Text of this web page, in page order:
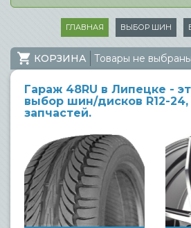
ГЛАВНАЯ ВЫБОР ШИН
КОРЗИНА Товары не выбраны
Гараж 48RU в Липецке -
выбор шин/дисков R12-
запчастей.